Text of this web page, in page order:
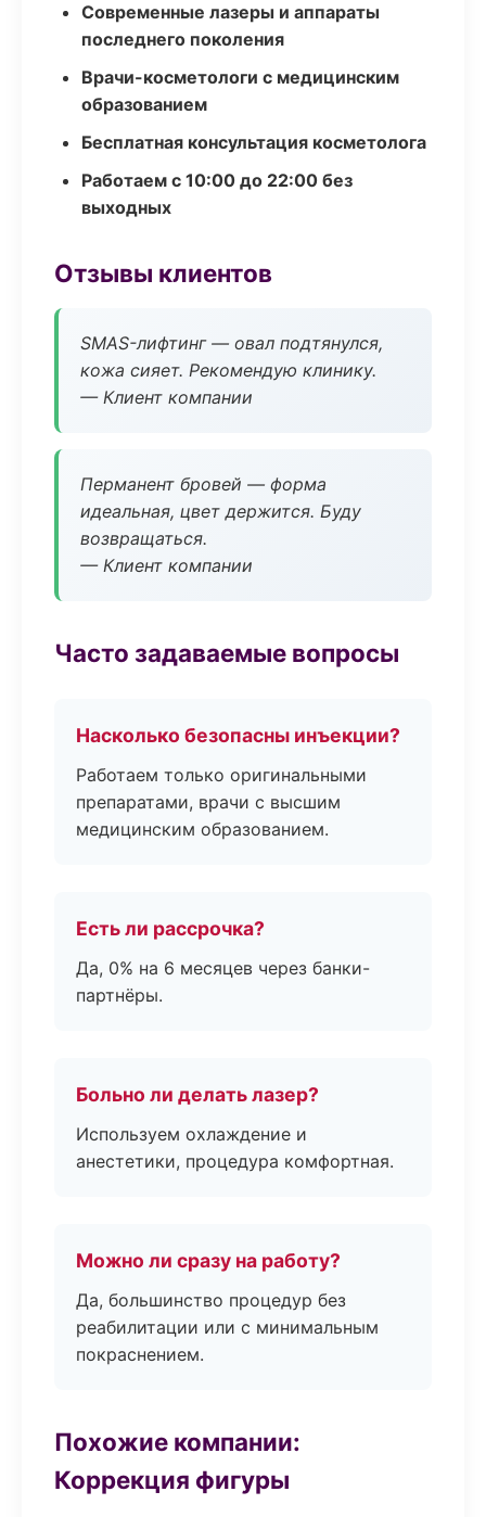
Современные лазеры и аппараты
последнего поколения
Врачи-косметологи с медицинским
образованием
Бесплатная консультация косметолога
Работаем с 10:00 до 22:00 без
выходных
Отзывы клиентов
SMAS-лифтинг — овал подтянулся,
кожа сияет. Рекомендую клинику.
— Клиент компании
Перманент бровей — форма
идеальная, цвет держится. Буду
возвращаться.
— Клиент компании
Часто задаваемые вопросы
Насколько безопасны инъекции?
Работаем только оригинальными
препаратами, врачи с высшим
медицинским образованием.
Есть ли рассрочка?
Да, 0% на 6 месяцев через банки-
партнёры.
Больно ли делать лазер?
Используем охлаждение и
анестетики, процедура комфортная.
Можно ли сразу на работу?
Да, большинство процедур без
реабилитации или с минимальным
покраснением.
Похожие компании:
Коррекция фигуры